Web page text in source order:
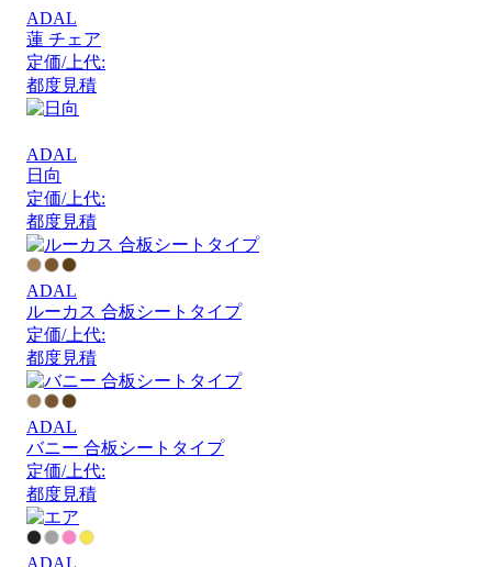
ADAL
蓮 チェア
定価/上代:
都度見積
ADAL
日向
定価/上代:
都度見積
ADAL
ルーカス 合板シートタイプ
定価/上代:
都度見積
ADAL
バニー 合板シートタイプ
定価/上代:
都度見積
ADAL